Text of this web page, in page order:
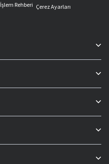
İşlem Rehberi Çerez Ayarları